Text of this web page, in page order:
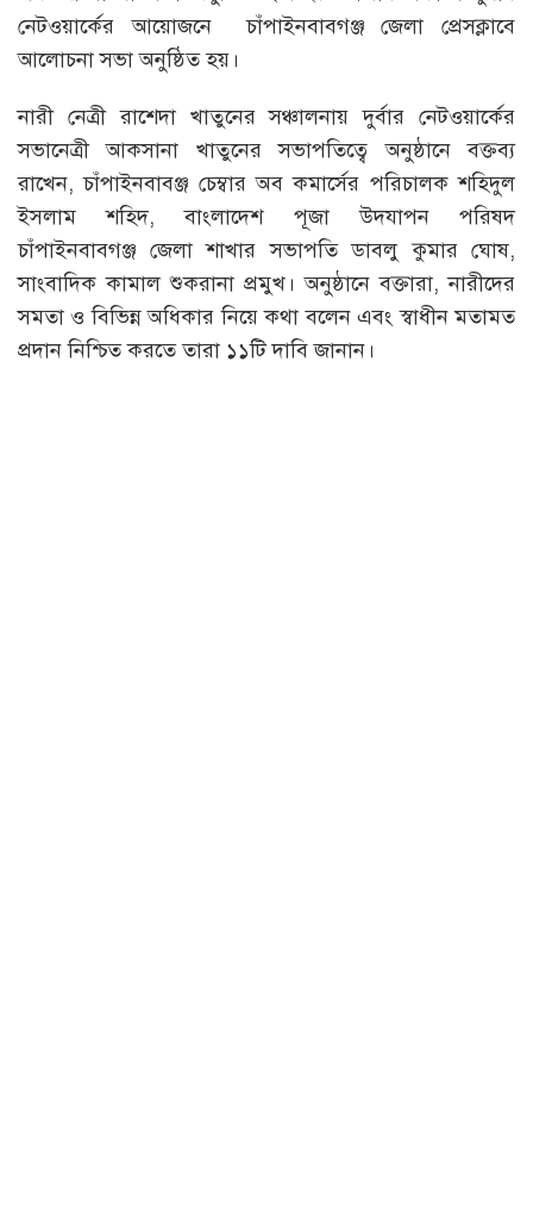
নেটওয়ার্কের আয়োজনে চাঁপাইনবাবগঞ্জ জেলা প্রেসক্লাবে
আলোচনা সভা অনুষ্ঠিত হয়।
নারী নেত্রী রাশেদা খাতুনের সঞ্চালনায় দুর্বার নেটওয়ার্কের
সভানেত্রী আকসানা খাতুনের সভাপতিত্বে অনুষ্ঠানে বক্তব্য
রাখেন, চাঁপাইনবাবঞ্জ চেম্বার অব কমার্সের পরিচালক শহিদুল
ইসলাম শহিদ, বাংলাদেশ পূজা উদযাপন পরিষদ
চাঁপাইনবাবগঞ্জ জেলা শাখার সভাপতি ডাবলু কুমার ঘোষ,
সাংবাদিক কামাল শুকরানা প্রমুখ। অনুষ্ঠানে বক্তারা, নারীদের
সমতা ও বিভিন্ন অধিকার নিয়ে কথা বলেন এবং স্বাধীন মতামত
প্রদান নিশ্চিত করতে তারা ১১টি দাবি জানান।